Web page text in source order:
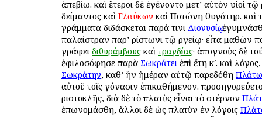
ἀπεβίω. καὶ ἕτεροι δὲ ἐγένοντο μετ’ αὐτὸν υἱοὶ τῷ
Ἀδείμαντος καὶ Γλαύκων καὶ Ποτώνη θυγάτηρ. καὶ
γράμματα διδάσκεται παρά τινι Διονυσίῳ,
παλαίστραν παρ’ Ἀρίστωνι τῷ Ἀργείῳ· εἶτα μαθὼν
γράφει διθυράμβους καὶ τραγῳδίας· ἀπογνοὺς δὲ
ἐφιλοσόφησε παρὰ Σωκράτει ἐπὶ ἔτη κʹ. καὶ λόγος,
Σωκράτην, καθ’ ἣν ἡμέραν αὐτῷ παρεδόθη
αὐτοῦ τοῖς γόνασιν ἐπικαθήμενον.
Ἀριστοκλῆς, διὰ δὲ τὸ πλατὺς εἶναι τὸ στέρνον
ἐπωνομάσθη, ἄλλοι δὲ ὡς πλατὺν ἐν λόγοις